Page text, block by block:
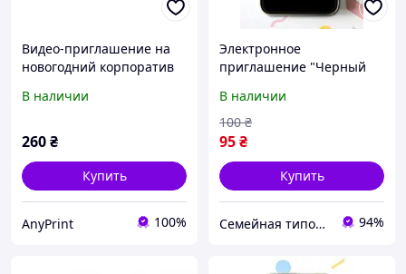
Видео-приглашение на
новогодний корпоратив
вечеринка"
В наличии
260₴
Купить
AnyPrint 100%
Электронное
приглашение "Черный
новогоднюю вечеринку
В наличии
95₴
100 ₴
Купить
Семейная типография «Мир Праздника» | Полиграфия, печать и индивидуальный дизайн 94%